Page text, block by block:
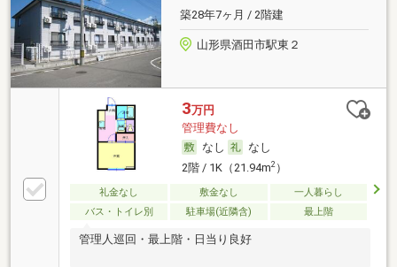
築28年7ヶ月 / 2階建
山形県酒田市駅東２
3万円
管理費なし
なし
なし
2階 / 1K（21.94m2）
礼金なし 敷金なし
一人暮らし
バス・トイレ別
駐車場(近隣含) 最上階
管理人巡回・最上階・日当り良好